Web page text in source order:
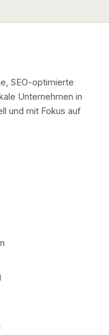
SEO-optimierte
Unternehmen in
und mit Fokus auf